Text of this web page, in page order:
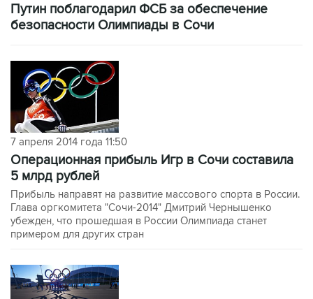
Путин поблагодарил ФСБ за обеспечение
безопасности Олимпиады в Сочи
7 апреля 2014 года 11:50
Операционная прибыль Игр в Сочи составила
5 млрд рублей
Прибыль направят на развитие массового спорта в России.
Глава оргкомитета "Сочи-2014" Дмитрий Чернышенко
убежден, что прошедшая в России Олимпиада станет
примером для других стран